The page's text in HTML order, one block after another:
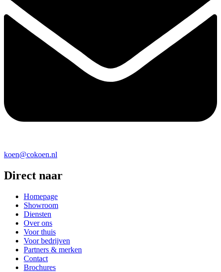
koen@cokoen.nl
Direct naar
Homepage
Showroom
Diensten
Over ons
Voor thuis
Voor bedrijven
Partners & merken
Contact
Brochures